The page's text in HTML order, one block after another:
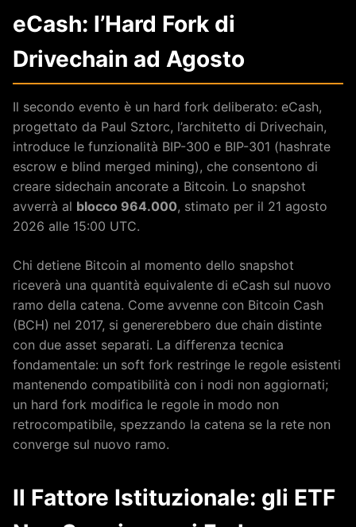
eCash: l’Hard Fork di
Drivechain ad Agosto
Il secondo evento è un hard fork deliberato: eCash,
progettato da Paul Sztorc, l’architetto di Drivechain,
introduce le funzionalità BIP-300 e BIP-301 (hashrate
escrow e blind merged mining), che consentono di
creare sidechain ancorate a Bitcoin. Lo snapshot
avverrà al blocco 964.000, stimato per il 21 agosto
2026 alle 15:00 UTC.
Chi detiene Bitcoin al momento dello snapshot
riceverà una quantità equivalente di eCash sul nuovo
ramo della catena. Come avvenne con Bitcoin Cash
(BCH) nel 2017, si genererebbero due chain distinte
con due asset separati. La differenza tecnica
fondamentale: un soft fork restringe le regole esistenti
mantenendo compatibilità con i nodi non aggiornati;
un hard fork modifica le regole in modo non
retrocompatibile, spezzando la catena se la rete non
converge sul nuovo ramo.
Il Fattore Istituzionale: gli ETF